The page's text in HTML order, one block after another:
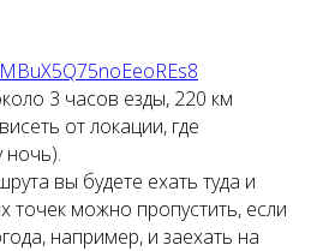
3 часов езды, 220 км
от локации, где
ночь).
вы будете ехать туда и
точек можно пропустить, если
например, и заехать на